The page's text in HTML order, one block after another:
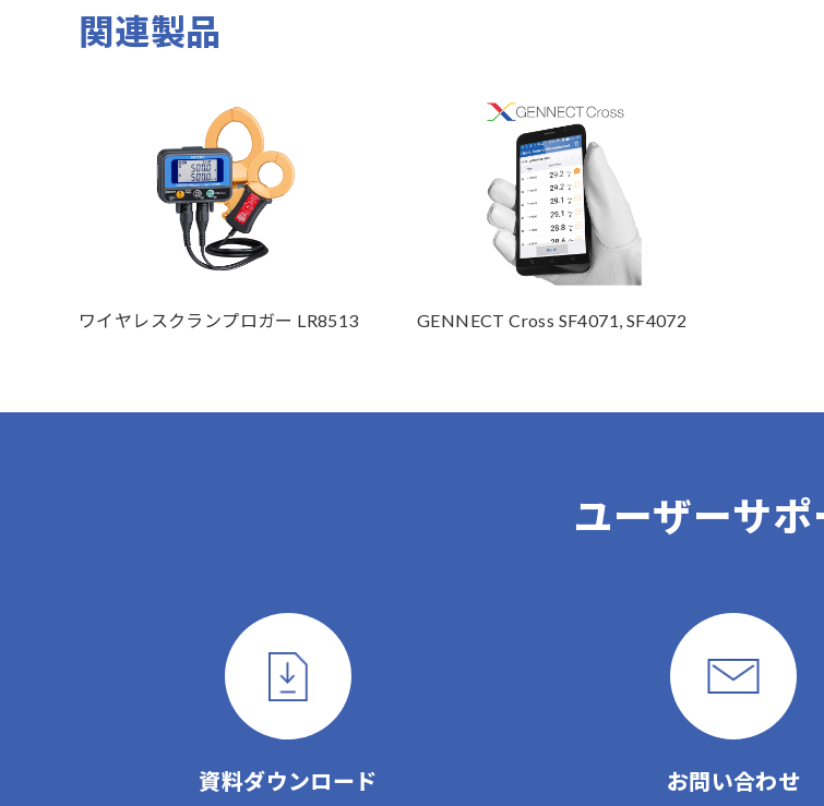
関連製品
ワイヤレスクランプロガー LR8513 GENNECT Cross SF4071, SF4072
ユーザーサポ
資料ダウンロード お問い合わせ